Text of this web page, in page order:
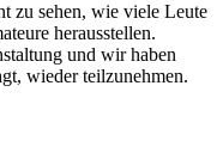
zu sehen, wie viele Leute
herausstellen.
und wir haben
wieder teilzunehmen.